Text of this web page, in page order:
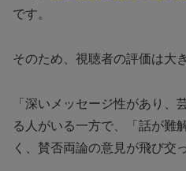
です。
そのため、視聴者の評価は大
「深いメッセージ性があり、
る人がいる一方で、「話が難
く、賛否両論の意見が飛び交